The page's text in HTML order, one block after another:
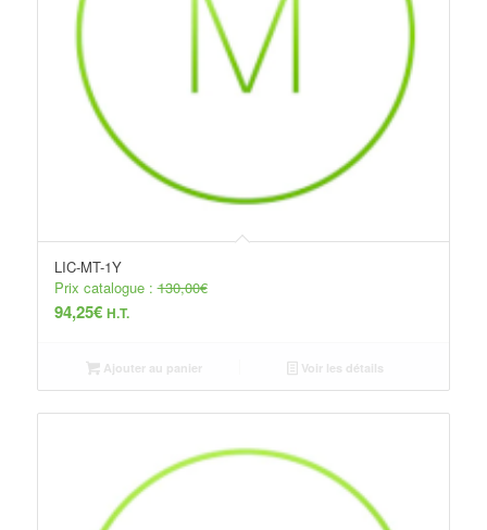
LIC-MT-1Y
Prix catalogue :130,00€
94,25€ H.T.
Ajouter au panier Voir les détails